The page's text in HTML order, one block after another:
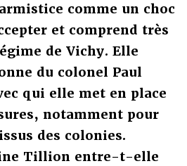
comme un choc
et comprend très
de Vichy. Elle
du colonel Paul
qui elle met en place
notamment pour
des colonies.
Tillion entre-t-elle